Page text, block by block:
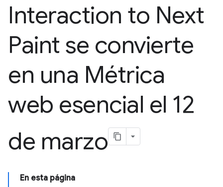
Interaction to Next
Paint se convierte
en una Métrica
web esencial el 12
de marzo
En esta página